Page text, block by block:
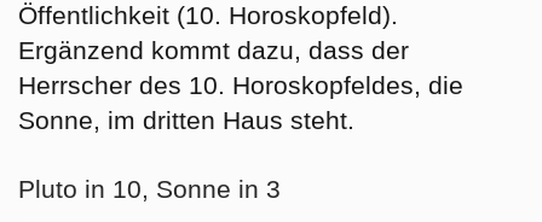
Öffentlichkeit (10. Horoskopfeld).
Ergänzend kommt dazu, dass der
Herrscher des 10. Horoskopfeldes, die
Sonne, im dritten Haus steht.
Pluto in 10, Sonne in 3